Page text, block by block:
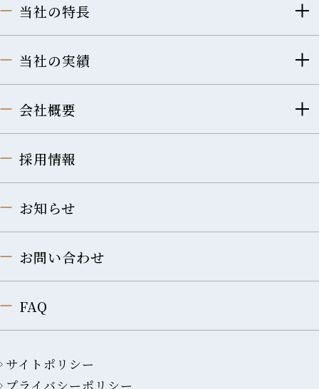
当社の特長
当社の実績
会社概要
採用情報
お知らせ
お問い合わせ
FAQ
サイトポリシー
プライバシーポリシー